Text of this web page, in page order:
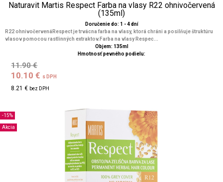
Naturavit Martis Respect Farba na vlasy R22 ohnivočervená
(135ml)
Doručenie do: 1 - 4 dní
R22 ohnivočervenáRespect je trvácna farba na vlasy, ktorá chráni a posilňuje štruktúru
vlasov pomocou rastlinných extraktov.Farba na vlasy Respec...
Objem: 135ml
Hmotnosť pevného podielu:
11.90 €
10.10 € s DPH
8.21 € bez DPH
-15%
Akcia